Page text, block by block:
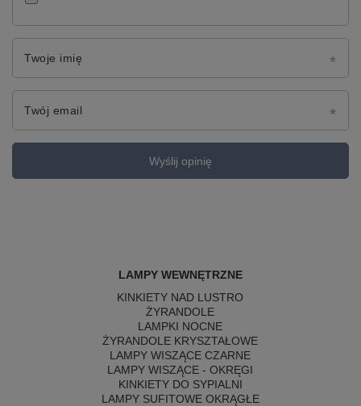
Twoje imię
Twój email
Wyślij opinię
LAMPY WEWNĘTRZNE
KINKIETY NAD LUSTRO
ŻYRANDOLE
LAMPKI NOCNE
ŻYRANDOLE KRYSZTAŁOWE
LAMPY WISZĄCE CZARNE
LAMPY WISZĄCE - OKRĘGI
KINKIETY DO SYPIALNI
LAMPY SUFITOWE OKRĄGŁE